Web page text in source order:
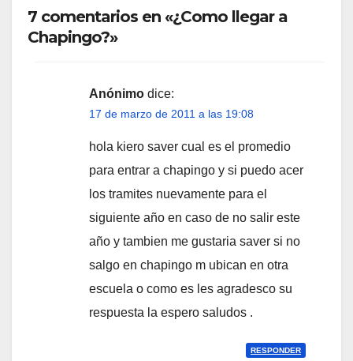
7 comentarios en «¿Como llegar a
Chapingo?»
Anónimo dice:
17 de marzo de 2011 a las 19:08
hola kiero saver cual es el promedio
para entrar a chapingo y si puedo acer
los tramites nuevamente para el
siguiente año en caso de no salir este
año y tambien me gustaria saver si no
salgo en chapingo m ubican en otra
escuela o como es les agradesco su
respuesta la espero saludos .
RESPONDER